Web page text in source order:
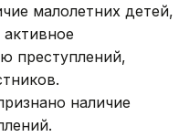
малолетних детей,
активное
преступлений,
наличие